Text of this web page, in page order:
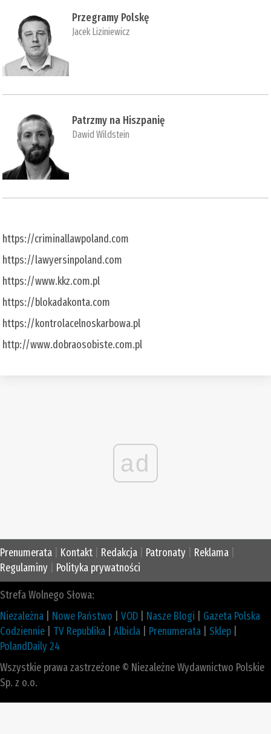
Przegramy Polskę
Jacek Liziniewicz
Patrzmy na Hiszpanię
Dawid Wildstein
https://criminallawpoland.com
https://lawyersinpoland.com
https://www.kkz.com.pl
https://blokadakonta.com
https://kontrolacelnoskarbowa.pl
http://www.dobraosobiste.com.pl
ad
Prenumerata Kontakt Redakcja Patronaty Reklama
Regulaminy
Polityka prywatności
Strefa Wolnego Słowa:
Niezależna
Nowe Państwo VOD Nasze Blogi
Gazeta Polska
Codziennie
TV Republika Albicla Prenumerata Sklep
PolandDaily 24
Wszystkie prawa zastrzeżone © Niezależne Wydawnictwo Polskie
Sp. z o.o.